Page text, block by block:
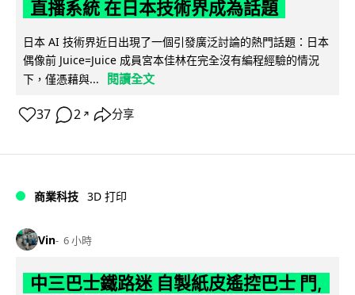
直播系統 在日本技術界成為話題
日本 AI 技術界近日出現了一個引發廣泛討論的熱門話題：日本
偶像前 Juice=Juice 成員宮本佳林在完全沒有編程經驗的情況
下，僅憑藉與...
閱讀全文
37 2 ↗ 分享
商業科技 3D 打印
Vin 6 小時
中三巴士鐵路迷 自製紙皮遙控巴士 門,